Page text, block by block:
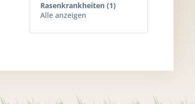
Rasenkrankheiten (1)
Alle anzeigen